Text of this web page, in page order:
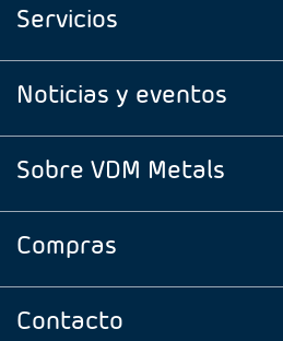
Servicios
Noticias y eventos
Sobre VDM Metals
Compras
Contacto